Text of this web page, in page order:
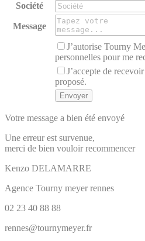
Société
Message
J’autorise Tourny
personnelles pour me
J’accepte de
proposé.
Votre message a bien été envoyé
Une erreur est survenue,
merci de bien vouloir recommencer
Kenzo DELAMARRE
Agence Tourny meyer rennes
02 23 40 88 88
rennes@tournymeyer.fr